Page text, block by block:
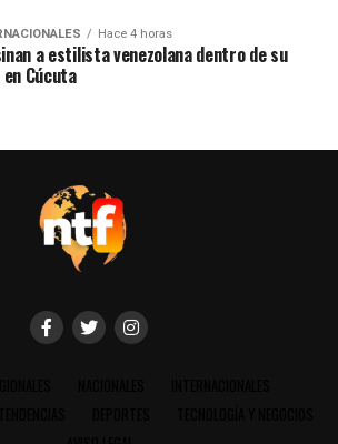
Hace 4 horas
a estilista venezolana dentro de su
Cúcuta